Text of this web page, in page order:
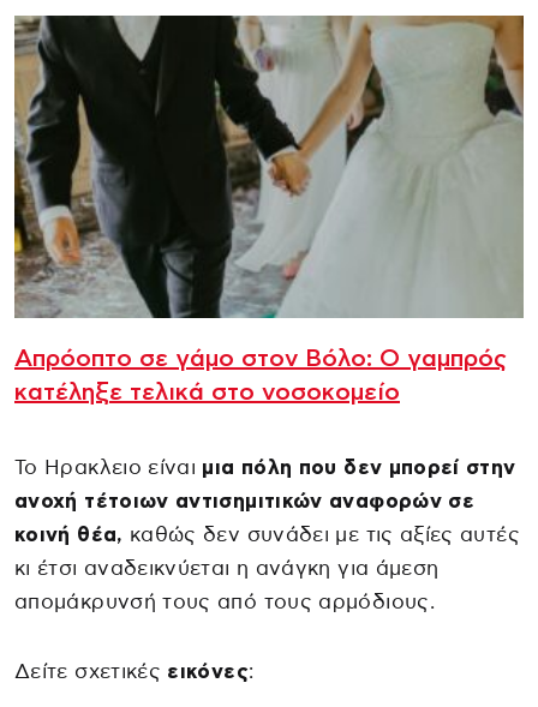
Απρόοπτο σε γάμο στον Βόλο: Ο γαμπρός
κατέληξε τελικά στο νοσοκομείο
Το Ηρακλειο είναι μια πόλη που δεν μπορεί στην
ανοχή τέτοιων αντισημιτικών αναφορών σε
κοινή θέα, καθώς δεν συνάδει με τις αξίες αυτές
κι έτσι αναδεικνύεται η ανάγκη για άμεση
απομάκρυνσή τους από τους αρμόδιους.
Δείτε σχετικές εικόνες: